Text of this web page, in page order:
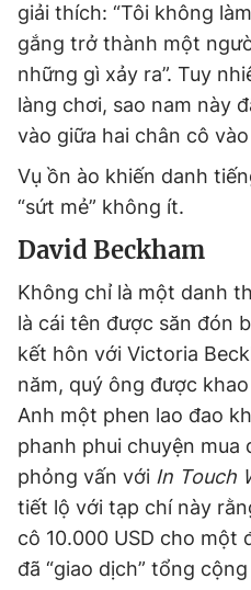
giải thích: “Tôi không
gắng trở thành một
những gì xảy ra”. Tuy
làng chơi, sao nam này
vào giữa hai chân cô
Vụ ồn ào khiến danh
“sứt mẻ” không ít.
David Beckham
Không chỉ là một danh
là cái tên được săn đón
kết hôn với Victoria
năm, quý ông được
Anh một phen lao đao
phanh phui chuyện mua
phỏng vấn với In Touch
tiết lộ với tạp chí này
cô 10.000 USD cho một
đã “giao dịch” tổng